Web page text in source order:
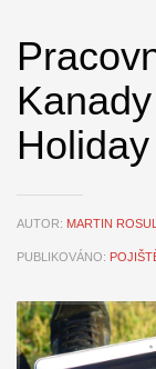
Holiday
AUTOR: MARTIN
PUBLIKOVÁNO: